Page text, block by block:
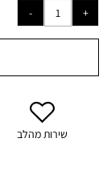
שירות מהלב